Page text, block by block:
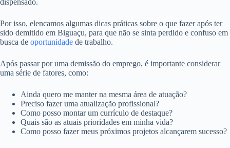
dispensado.
Por isso, elencamos algumas dicas práticas sobre o que fazer após ter
sido demitido em Biguaçu, para que não se sinta perdido e confuso em
busca de oportunidade de trabalho.
Após passar por uma demissão do emprego, é importante considerar
uma série de fatores, como:
Ainda quero me manter na mesma área de atuação?
Preciso fazer uma atualização profissional?
Como posso montar um currículo de destaque?
Quais são as atuais prioridades em minha vida?
Como posso fazer meus próximos projetos alcançarem sucesso?